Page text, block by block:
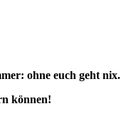
ohne euch geht nix.
können!